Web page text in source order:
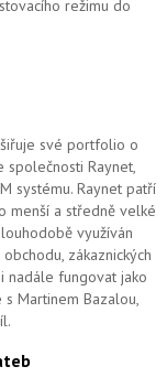
režimu do
své portfolio o
společnosti Raynet,
systému. Raynet patří
menší a středně velké
využíván
zákaznických
nadále fungovat jako
Martinem Bazalou,